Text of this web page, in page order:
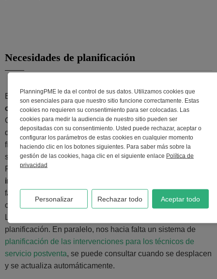
Necesidades de planificación
En el área de producción, es precisocomunicar a los
operadores el programade la jornada y de la semana.
Con anterioridad, se usaba una tabla completada por el jefe
del área de producción. Debíamos desplazarnos
físicamente para tener acceso a la información, que no
siempre estaba actualizada.
Por lo tanto, necesitábamos una herramienta capaz de
indicar de modo visual y dinámico
fabricación para cada colaborador, para el tipo de máquina,
con todas las informaciones necesarias.
planificación. En paralelo, nos hacia falta un sistema de
planificación de las intervenciones para los técnicos de
servicio postventa, se puede consultar cuando se desplacen
y se actualiza automáticamente.
PlanningPME le da el control de sus datos. Utilizamos cookies que
son esenciales para que nuestro sitio funcione correctamente. Estas
cookies no requieren su consentimiento para ser colocadas. Las
cookies para medir la audiencia de nuestro sitio pueden ser
depositadas con su consentimiento. Usted puede rechazar, aceptar o
configurar los parámetros de estas cookies en cualquier momento
haciendo clic en los botones siguientes. Para saber más sobre la
gestión de las cookies, haga clic en el siguiente enlace Política de
privacidad
Personalizar Rechazar todo Aceptar todo